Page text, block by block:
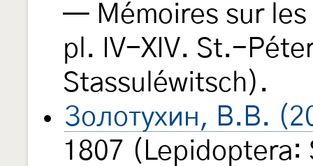
— Mémoires sur
pl. IV-XIV. St.-
Stassuléwitsch).
Золотухин, В.В.
1807 (Lepidoptera: